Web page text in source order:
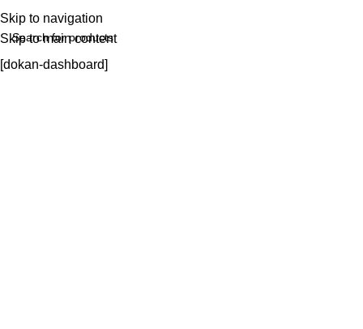
Skip to navigation
Skip to main content
[dokan-dashboard]